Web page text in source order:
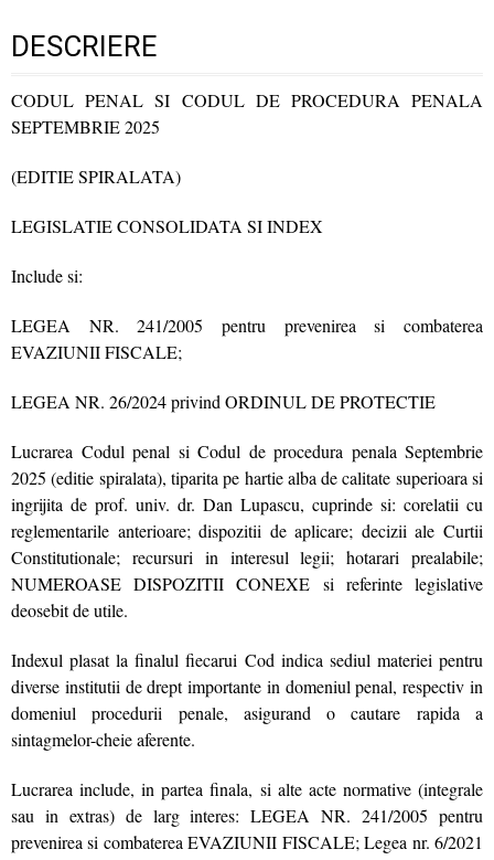
DESCRIERE
CODUL PENAL SI CODUL DE PROCEDURA PENALA
SEPTEMBRIE 2025
(EDITIE SPIRALATA)
LEGISLATIE CONSOLIDATA SI INDEX
Include si:
LEGEA NR. 241/2005 pentru prevenirea si combaterea
EVAZIUNII FISCALE;
LEGEA NR. 26/2024 privind ORDINUL DE PROTECTIE
Lucrarea Codul penal si Codul de procedura penala Septembrie
2025 (editie spiralata), tiparita pe hartie alba de calitate superioara si
ingrijita de prof. univ. dr. Dan Lupascu, cuprinde si: corelatii cu
reglementarile anterioare; dispozitii de aplicare; decizii ale Curtii
Constitutionale; recursuri in interesul legii; hotarari prealabile;
NUMEROASE DISPOZITII CONEXE si referinte legislative
deosebit de utile.
Indexul plasat la finalul fiecarui Cod indica sediul materiei pentru
diverse institutii de drept importante in domeniul penal, respectiv in
domeniul procedurii penale, asigurand o cautare rapida a
sintagmelor-cheie aferente.
Lucrarea include, in partea finala, si alte acte normative (integrale
sau in extras) de larg interes: LEGEA NR. 241/2005 pentru
prevenirea si combaterea EVAZIUNII FISCALE; Legea nr. 6/2021